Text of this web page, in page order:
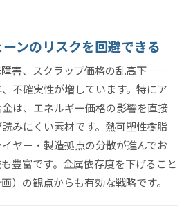
ンのリスクを回避できる
障害、スクラップ価格の乱高下——
不確実性が増しています。特にア
は、エネルギー価格の影響を直接
みにくい素材です。熱可塑性樹脂
ヤー・製造拠点の分散が進んでお
豊富です。金属依存度を下げること
）の観点からも有効な戦略です。